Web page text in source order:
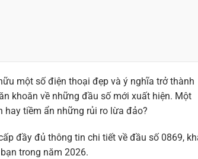
một số điện thoại đẹp và ý nghĩa trở thành
khoăn về những đầu số mới xuất hiện. Một
hay tiềm ẩn những rủi ro lừa đảo?
đầy đủ thông tin chi tiết về đầu số 0869,
trong năm 2026.